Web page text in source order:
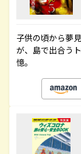
子供の頃から夢
が、島で出合う
憶。